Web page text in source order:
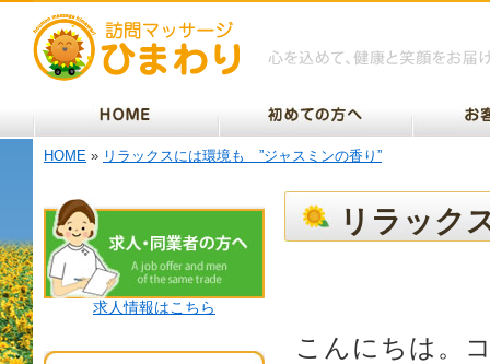
HOME » リラックスには環境も ”ジャスミンの香り”
リラック
こんにちは。
求人情報はこちら